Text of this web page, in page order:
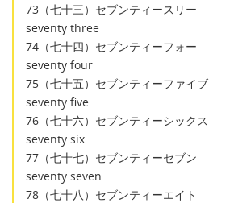
73（七十三）セブンティースリー
seventy three
74（七十四）セブンティーフォー
seventy four
75（七十五）セブンティーファイブ
seventy five
76（七十六）セブンティーシックス
seventy six
77（七十七）セブンティーセブン
seventy seven
78（七十八）セブンティーエイト